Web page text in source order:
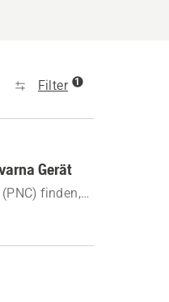
Filter 1
Gerät
finden,
finden